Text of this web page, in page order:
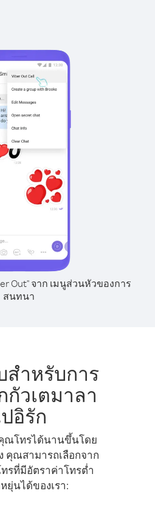
Out" จาก เมนูส่วนหัวของการ
สนทนา
สำหรับการ
กัวเตมาลา
อิรัก
ณโทรได้นานขึ้นโดย
คุณสามารถเลือกจาก
ทรที่มีอัตราค่าโทรต่ำ
ยุ่นได้ของเรา: